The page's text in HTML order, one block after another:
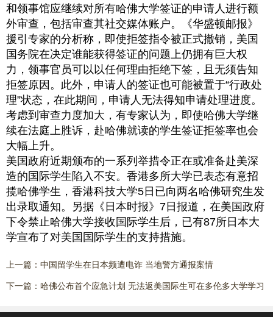
和领事馆应继续对所有哈佛大学签证的申请人进行额
外审查，包括审查其社交媒体账户。《华盛顿邮报》
援引专家的分析称，即使拒签指令被正式撤销，美国
国务院在决定谁能获得签证的问题上仍拥有巨大权
力，领事官员可以以任何理由拒绝下签，且无须告知
拒签原因。此外，申请人的签证也可能被置于“行政处
理”状态，在此期间，申请人无法得知申请处理进度。
考虑到审查力度加大，有专家认为，即使哈佛大学继
续在法庭上胜诉，赴哈佛就读的学生签证拒签率也会
大幅上升。
美国政府近期颁布的一系列举措令正在或准备赴美深
造的国际学生陷入不安。香港多所大学已表态有意招
揽哈佛学生，香港科技大学5日已向两名哈佛研究生发
出录取通知。另据《日本时报》7日报道，在美国政府
下令禁止哈佛大学接收国际学生后，已有87所日本大
学宣布了对美国国际学生的支持措施。
上一篇： 中国留学生在日本频遭电诈 当地警方通报案情
下一篇： 哈佛公布首个应急计划 无法返美国际生可在多伦多大学学习